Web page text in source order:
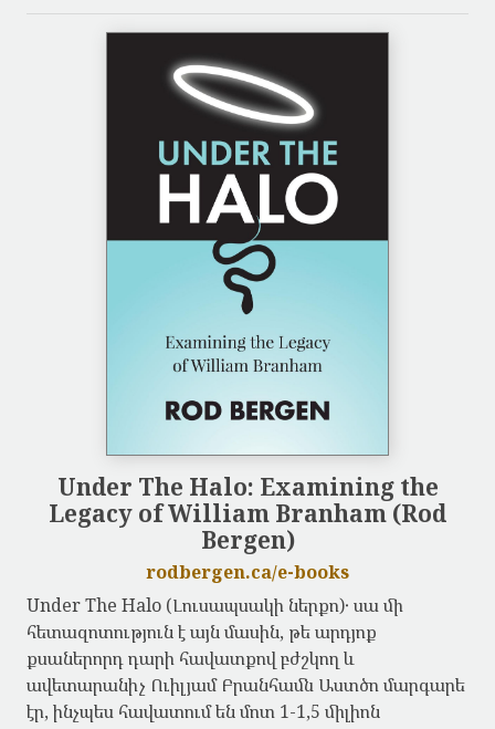
Under The Halo: Examining the
Legacy of William Branham (Rod
Bergen)
rodbergen.ca/e-books
Under The Halo (Լուսապսակի ներքո)․ սա մի
հետազոտություն է այն մասին, թե արդյոք
քսաներորդ դարի հավատքով բժշկող և
ավետարանիչ Ուիլյամ Բրանհամն Աստծո մարգարե
էր, ինչպես հավատում են մոտ 1-1,5 միլիոն